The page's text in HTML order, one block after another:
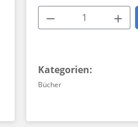
Produkt
Kategorien:
Bücher